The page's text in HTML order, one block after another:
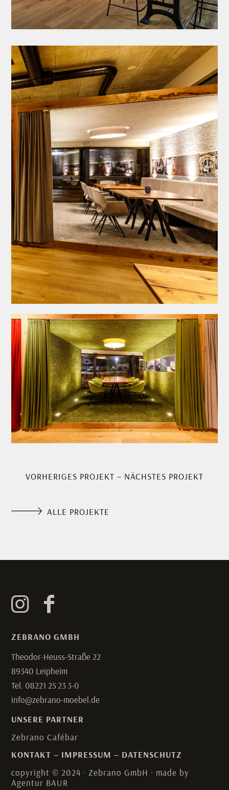
ALLE PROJEKTE
VORHERIGES PROJEKT – NÄCHSTES PROJEKT
ZEBRANO GMBH
Theodor-Heuss-Straße 22
89340 Leipheim
Tel. 08221 25 23 3-0
info@zebrano-moebel.de
UNSERE PARTNER
Zebrano Cafébar
KONTAKT – IMPRESSUM – DATENSCHUTZ
copyright © 2024 · Zebrano GmbH · made by
Agentur BAUR